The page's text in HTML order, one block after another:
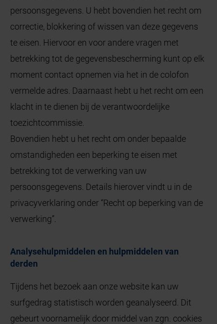
persoonsgegevens. U hebt bovendien het recht om
correctie, blokkering of wissen van deze gegevens
te eisen. Hiervoor en voor andere vragen met
betrekking tot de gegevensbescherming kunt op elk
moment contact opnemen via het in de colofon
vermelde adres. Daarnaast hebt u het recht om een
klacht in te dienen bij de verantwoordelijke
toezichtcommissie.
Bovendien hebt u het recht om onder bepaalde
omstandigheden een beperking te eisen met
betrekking tot de verwerking van uw
persoonsgegevens. Details hierover vindt u in de
privacyverklaring onder “Recht op beperking van de
verwerking”.
Analysehulpmiddelen en hulpmiddelen van
derden
Tijdens het bezoek aan onze website kan uw
surfgedrag statistisch worden geanalyseerd. Dit
gebeurt voornamelijk door middel van zgn. cookies